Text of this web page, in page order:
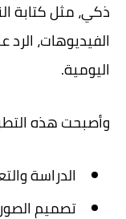
ذكي، مثل كتابة
الفيديوهات،
اليومية.
وأصبحت هذه
الدراسة
تصميم